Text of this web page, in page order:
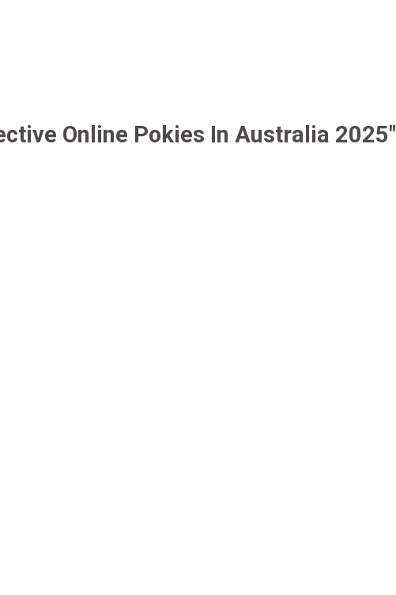
Online Pokies In Australia 2025″